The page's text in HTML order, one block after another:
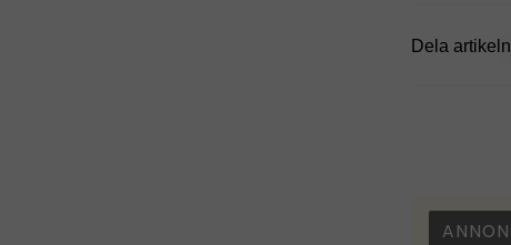
Dela artikeln